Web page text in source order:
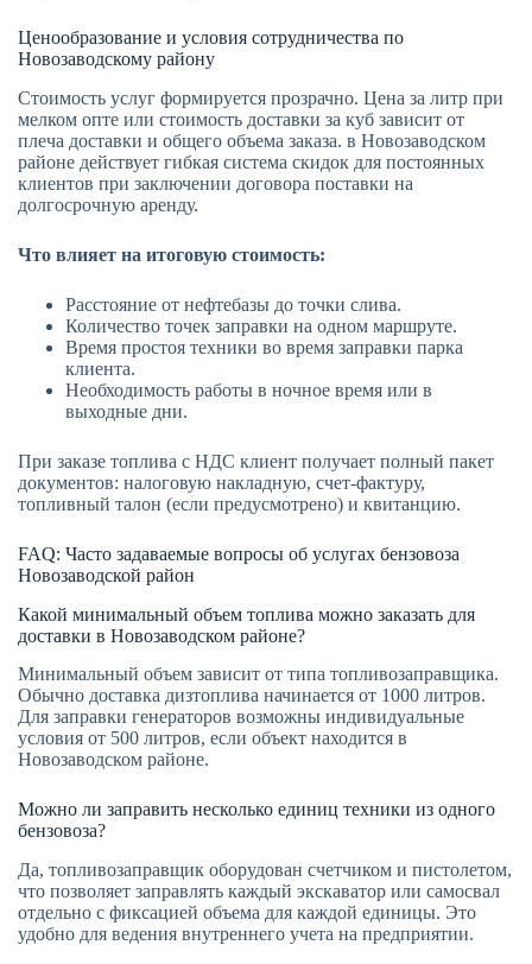
Ценообразование и условия сотрудничества по
Новозаводскому району
Стоимость услуг формируется прозрачно. Цена за литр при
мелком опте или стоимость доставки за куб зависит от
плеча доставки и общего объема заказа. в Новозаводском
районе действует гибкая система скидок для постоянных
клиентов при заключении договора поставки на
долгосрочную аренду.
Что влияет на итоговую стоимость:
Расстояние от нефтебазы до точки слива.
Количество точек заправки на одном маршруте.
Время простоя техники во время заправки парка
клиента.
Необходимость работы в ночное время или в
выходные дни.
При заказе топлива с НДС клиент получает полный пакет
документов: налоговую накладную, счет-фактуру,
топливный талон (если предусмотрено) и квитанцию.
FAQ: Часто задаваемые вопросы об услугах бензовоза
Новозаводской район
Какой минимальный объем топлива можно заказать для
доставки в Новозаводском районе?
Минимальный объем зависит от типа топливозаправщика.
Обычно доставка дизтоплива начинается от 1000 литров.
Для заправки генераторов возможны индивидуальные
условия от 500 литров, если объект находится в
Новозаводском районе.
Можно ли заправить несколько единиц техники из одного
бензовоза?
Да, топливозаправщик оборудован счетчиком и пистолетом,
что позволяет заправлять каждый экскаватор или самосвал
отдельно с фиксацией объема для каждой единицы. Это
удобно для ведения внутреннего учета на предприятии.